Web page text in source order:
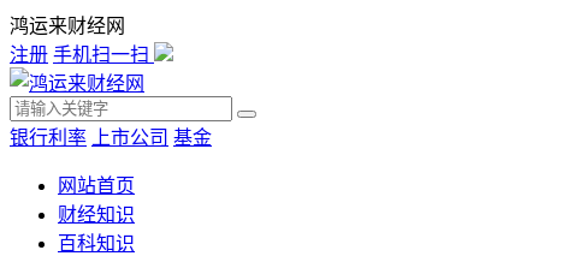
鸿运来财经网
注册 手机扫一扫
银行利率 上市公司 基金
网站首页
财经知识
百科知识